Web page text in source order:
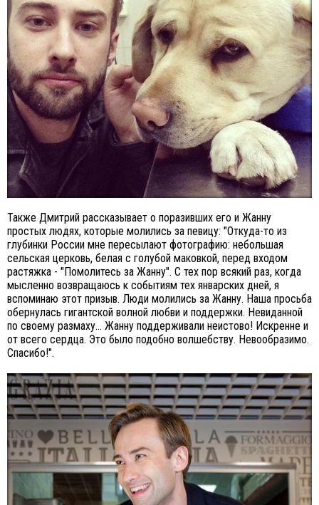
Также Дмитрий рассказывает о поразивших его и Жанну
простых людях, которые молились за певицу: "Откуда-то из
глубинки России мне пересылают фотографию: небольшая
сельская церковь, белая с голубой маковкой, перед входом
растяжка - "Помолитесь за Жанну". С тех пор всякий раз, когда
мысленно возвращаюсь к событиям тех январских дней, я
вспоминаю этот призыв. Люди молились за Жанну. Наша просьба
обернулась гигантской волной любви и поддержки. Невиданной
по своему размаху… Жанну поддерживали неистово! Искренне и
от всего сердца. Это было подобно волшебству. Невообразимо.
Спасибо!".